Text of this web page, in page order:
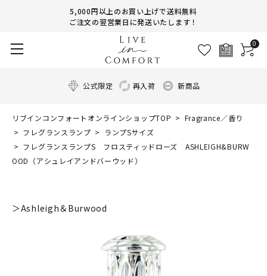
5,000円以上のお買い上げで送料無料
ご注文の翌営業日に発送いたします！
0
公式限定 再入荷 新商品
リブインコンフォートオンラインショップTOP
Fragrance／香り
フレグランスランプ
ランプSサイズ
フレグランスランプS フロスティッドローズ ASHLEIGH&BURW
OOD（アシュレイアンドバーウッド）
＞Ashleigh＆Burwood